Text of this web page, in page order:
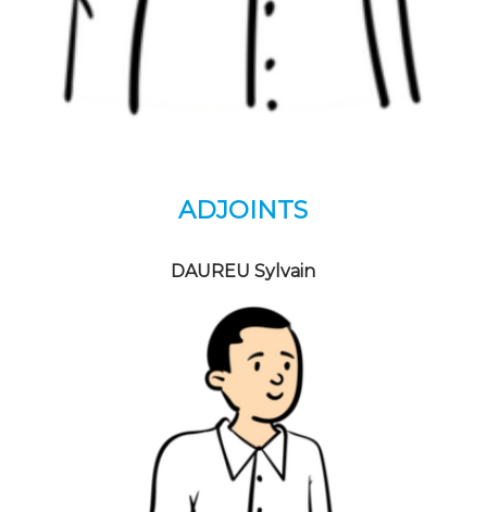
ADJOINTS
DAUREU Sylvain